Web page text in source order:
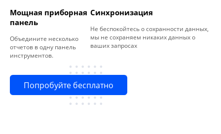
Мощная приборная
панель
Объедините несколько
отчетов в одну панель
инструментов.
Синхронизация
Не беспокойтесь о сохранности данных,
мы не сохраняем никаких данных о
ваших запросах
Попробуйте бесплатно